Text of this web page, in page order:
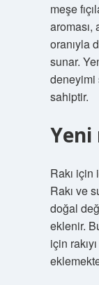
meşe
aroması,
oranıyla
sunar.
deneyimi
sahiptir.
Yeni
Rakı için
Rakı ve
doğal
eklenir.
için